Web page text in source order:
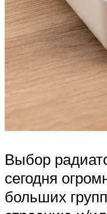
Выбор
сегодня
больших